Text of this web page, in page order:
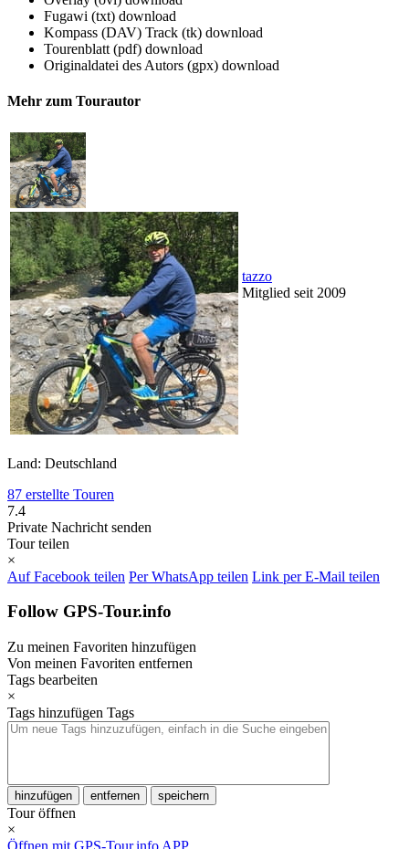
Fugawi (txt) download
Kompass (DAV) Track (tk) download
Tourenblatt (pdf) download
Originaldatei des Autors (gpx) download
Mehr zum Tourautor
tazzo
Mitglied seit 2009
Land: Deutschland
87 erstellte Touren
7.4
Private Nachricht senden
Tour teilen
×
Auf Facebook teilen Per WhatsApp teilen Link per E-Mail teilen
Follow GPS-Tour.info
Zu meinen Favoriten hinzufügen
Von meinen Favoriten entfernen
Tags bearbeiten
×
Tags hinzufügen Tags
hinzufügen entfernen speichern
Tour öffnen
×
Öffnen mit GPS-Tour.info APP